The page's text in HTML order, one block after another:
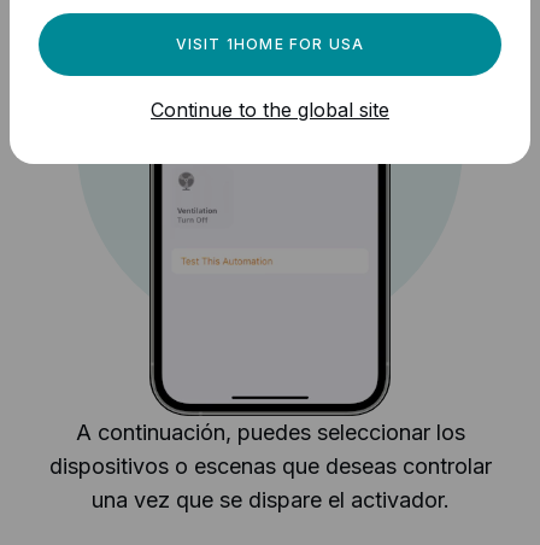
A continuación, puedes seleccionar los
dispositivos o escenas que deseas controlar
una vez que se dispare el activador.
VISIT 1HOME FOR USA
Continue to the global site